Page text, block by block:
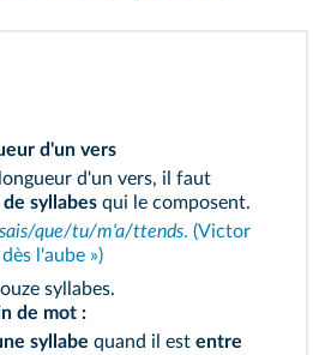
d'un vers
d'un vers, il faut
syllabes qui le composent.
que/tu/m'a/ttends. (Victor
l'aube »)
syllabes.
de mot :
syllabe quand il est entre